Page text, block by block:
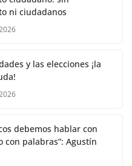
Li
k
a
ni ciudadanos
y las elecciones ¡la
debemos hablar con
con palabras”: Agustín